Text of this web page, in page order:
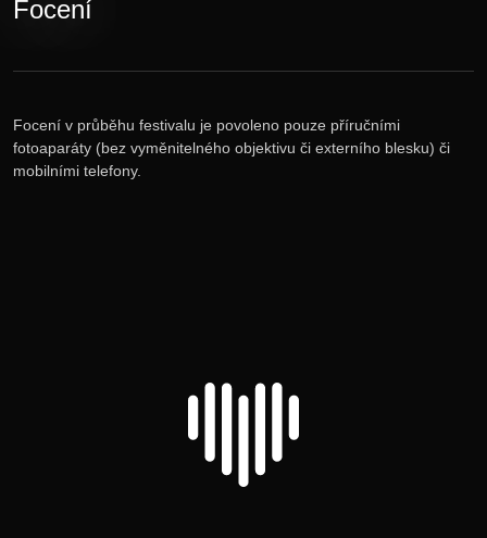
Lineup
Focení
Focení v průběhu festivalu je povoleno pouze příručními
fotoaparáty (bez vyměnitelného objektivu či externího blesku) či
mobilními telefony.